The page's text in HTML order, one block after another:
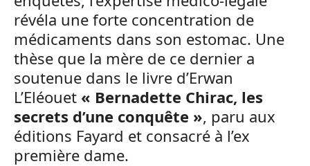
révéla une forte concentration de
médicaments dans son estomac. Une
thèse que la mère de ce dernier a
soutenue dans le livre d’Erwan
L’Eléouet « Bernadette Chirac, les
secrets d’une conquête », paru aux
éditions Fayard et consacré à l’ex
première dame.